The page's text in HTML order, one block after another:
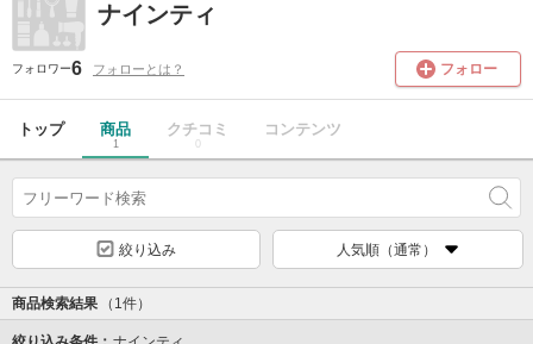
ナインティ
フォロワー6 フォローとは？ フォロー
トップ 商品
1
クチコミ
0
コンテンツ
絞り込み 人気順（通常）
商品検索結果 （1件）